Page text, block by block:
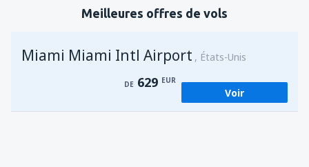
Meilleures offres de vols
Miami Miami Intl Airport États-Unis
DE 629 EUR
Voir